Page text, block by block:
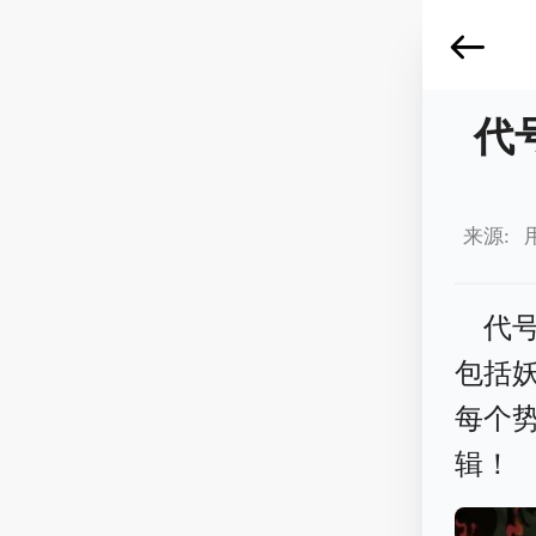
代
来源:
代
包括
每个
辑！